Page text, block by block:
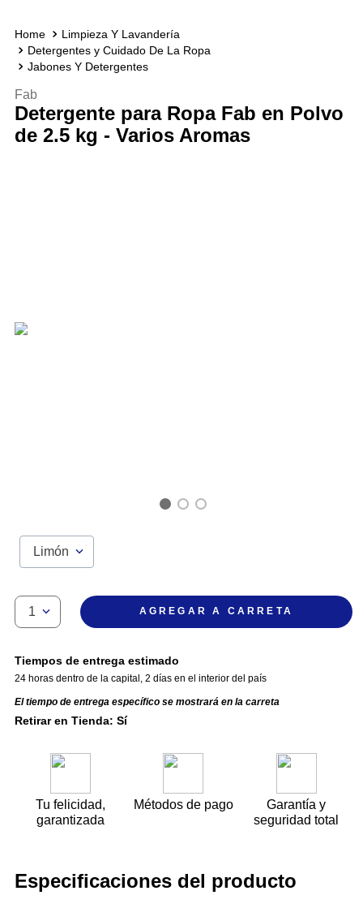
Limpieza Y Lavandería
Detergentes y Cuidado De La Ropa
Jabones Y Detergentes
Fab
Detergente para Ropa Fab en Polvo
de 2.5 kg - Varios Aromas
Limón
1 AGREGAR A CARRETA
Tiempos de entrega estimado
24 horas dentro de la capital 2 días en el interior del país
El tiempo de entrega específico se mostrará en la carreta
Retirar en Tienda: Sí
Tu felicidad,
garantizada
Métodos de pago
Garantía y
seguridad total
Especificaciones del producto